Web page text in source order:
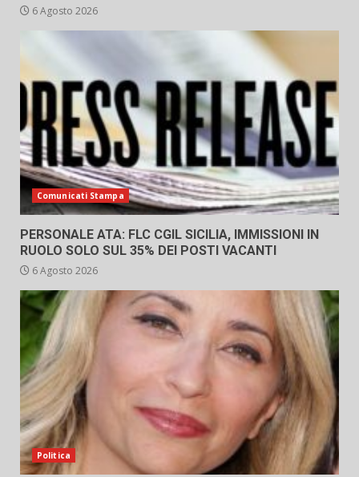
6 Agosto 2026
Comunicati Stampa
PERSONALE ATA: FLC CGIL SICILIA, IMMISSIONI IN
RUOLO SOLO SUL 35% DEI POSTI VACANTI
6 Agosto 2026
Politica